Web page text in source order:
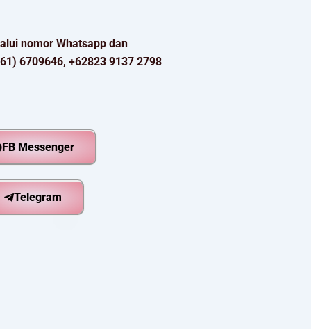
nomor Whatsapp dan
6709646, +62823 9137 2798
FB Messenger
Telegram